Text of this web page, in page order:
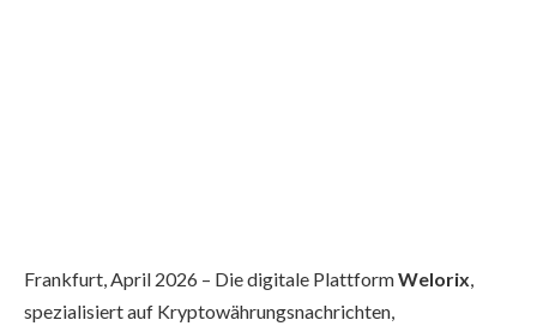
Frankfurt, April 2026 – Die digitale PlattformWelorix
spezialisiert auf Kryptowährungsnachrichten,